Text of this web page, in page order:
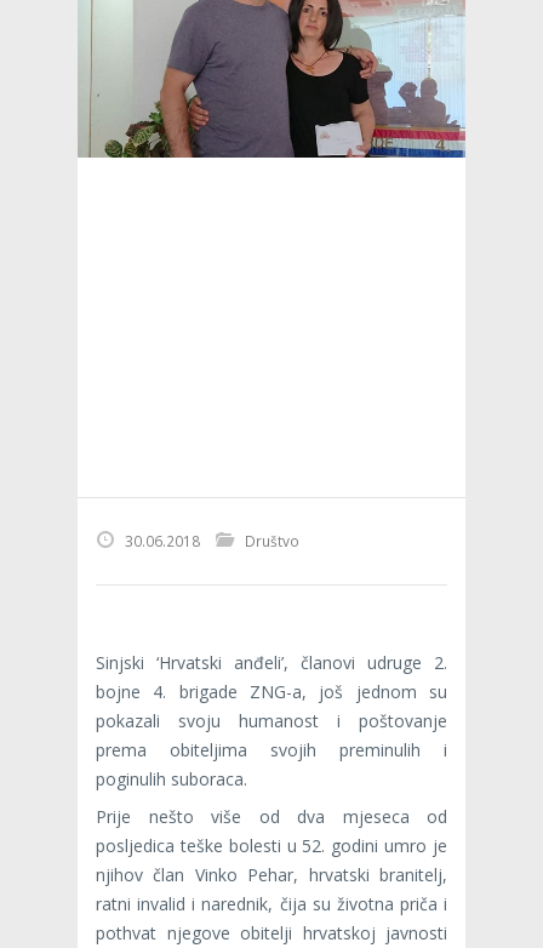
30.06.2018 Društvo
Sinjski ‘Hrvatski anđeli’, članovi udruge 2.
bojne 4. brigade ZNG-a, još jednom su
pokazali svoju humanost i poštovanje
prema obiteljima svojih preminulih i
poginulih suboraca.
Prije nešto više od dva mjeseca od
posljedica teške bolesti u 52. godini umro je
njihov član Vinko Pehar, hrvatski branitelj,
ratni invalid i narednik, čija su životna priča i
pothvat njegove obitelji hrvatskoj javnosti